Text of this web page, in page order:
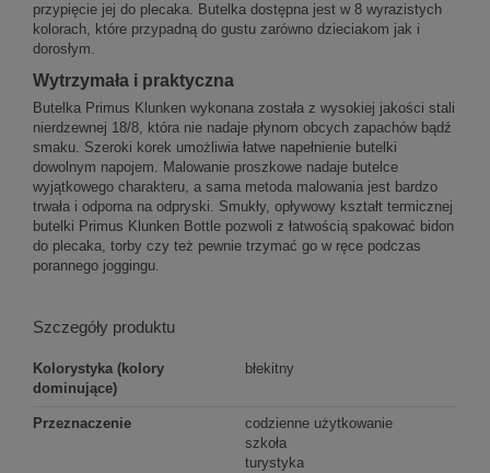
przypięcie jej do plecaka. Butelka dostępna jest w 8 wyrazistych
kolorach, które przypadną do gustu zarówno dzieciakom jak i
dorosłym.
Wytrzymała i praktyczna
Butelka Primus Klunken wykonana została z wysokiej jakości stali
nierdzewnej 18/8, która nie nadaje płynom obcych zapachów bądź
smaku. Szeroki korek umożliwia łatwe napełnienie butelki
dowolnym napojem. Malowanie proszkowe nadaje butelce
wyjątkowego charakteru, a sama metoda malowania jest bardzo
trwała i odporna na odpryski. Smukły, opływowy kształt termicznej
butelki Primus Klunken Bottle pozwoli z łatwością spakować bidon
do plecaka, torby czy też pewnie trzymać go w ręce podczas
porannego joggingu.
Szczegóły produktu
Kolorystyka (kolory
dominujące)
błekitny
Przeznaczenie
codzienne użytkowanie
szkoła
turystyka